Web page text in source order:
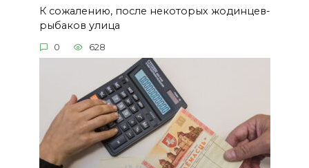
К сожалению, после некоторых жодинцев-
рыбаков улица
0 628